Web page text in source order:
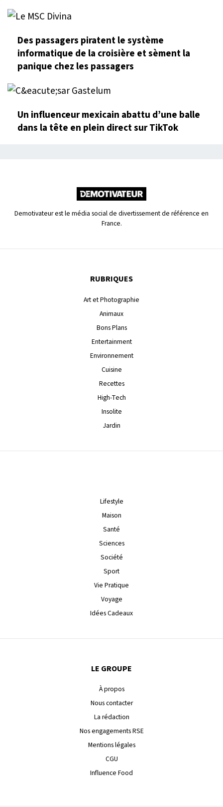
Des passagers piratent le système
informatique de la croisière et sèment la
panique chez les passagers
Un influenceur mexicain abattu d’une balle
dans la tête en plein direct sur TikTok
Demotivateur est le média social de divertissement de référence en
France.
RUBRIQUES
Art et Photographie
Animaux
Bons Plans
Entertainment
Environnement
Cuisine
Recettes
High-Tech
Insolite
Jardin
Lifestyle
Maison
Santé
Sciences
Société
Sport
Vie Pratique
Voyage
Idées Cadeaux
LE GROUPE
À propos
Nous contacter
La rédaction
Nos engagements RSE
Mentions légales
CGU
Influence Food